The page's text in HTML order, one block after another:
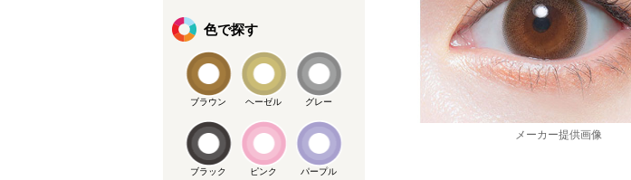
色で探す
ブラウン ヘーゼル グレー
ブラック ピンク パープル
メーカー提供画像